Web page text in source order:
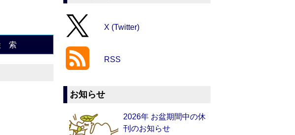
索
X (Twitter)
RSS
お知らせ
2026年 お盆期間中の休
刊のお知らせ